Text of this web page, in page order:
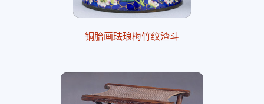
铜胎画珐琅梅竹纹渣斗